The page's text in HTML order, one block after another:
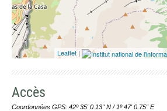
Leaflet |
Accès
Coordonnées GPS: 42º 35' 0.13'' N / 1º 47' 0.75'' E